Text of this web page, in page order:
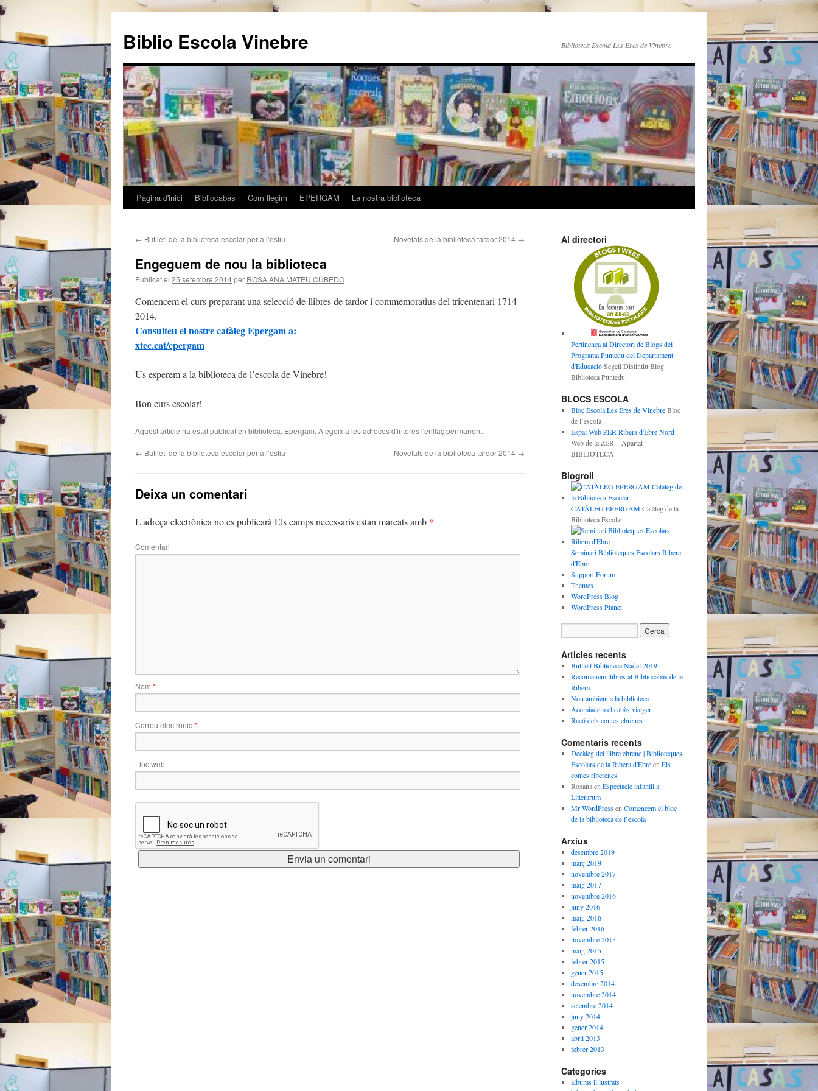
Biblio Escola Vinebre Biblioteca Escola Les Eres de Vinebre
Vés
contingut
Pàgina d'inici Bibliocabàs Com llegim EPERGAM La nostra biblioteca
← Butlleti de la biblioteca escolar per a l’estiu Novetats de la biblioteca tardor 2014 →
Engeguem de nou la biblioteca
Publicat el 25 setembre 2014per ROSA ANA MATEU CUBEDO
Comencem el curs preparant una selecció de llibres de tardor i commemoratius del tricentenari 1714-
2014.
Consulteu el nostre catàleg Epergam a:
xtec.cat/epergam
Us esperem a la biblioteca de l’escola de Vinebre!
Bon curs escolar!
Aquest article ha estat publicat en biblioteca, Epergam. Afegeix a les adreces d'interès l'enllaç permanent.
← Butlleti de la biblioteca escolar per a l’estiu Novetats de la biblioteca tardor 2014 →
Deixa un comentari
L'adreça electrònica no es publicarà Els camps necessaris estan marcats amb *
Comentari
Nom *
Correu electrònic*
Lloc web
Al directori
Pertinença al Directori de Blogs del
Programa Puntedu del Departament
d'EducacióSegell Distintiu Blog
Biblioteca Puntedu
BLOCS ESCOLA
Bloc Escola Les Eres de VinebreBloc
de l’escola
Espai Web ZER Ribera d'Ebre Nord
Web de la ZER – Apartat
BIBLIOTECA
Blogroll
CATÀLEG EPERGAMCatàleg de la
Biblioteca Escolar
Seminari Biblioteques Escolars Ribera
d'Ebre
Support Forum
Themes
WordPress Blog
WordPress Planet
Articles recents
Butlletí Biblioteca Nadal 2019
Recomanem llibres al Bibliocabàs de la
Ribera
Nou ambient a la biblioteca
Acomiadem el cabàs viatger
Racó dels contes ebrencs
Comentaris recents
Decàleg del llibre ebrenc | Biblioteques
Escolars de la Ribera d'Ebreen Els
contes riberencs
Rosanaen Espectacle infantil a
Litterarum
Mr WordPressen Comencem el bloc
de la biblioteca de l’escola
Arxius
desembre 2019
març 2019
novembre 2017
maig 2017
novembre 2016
juny 2016
maig 2016
febrer 2016
novembre 2015
maig 2015
febrer 2015
gener 2015
desembre 2014
novembre 2014
setembre 2014
juny 2014
gener 2014
abril 2013
febrer 2013
Categories
àlbums il·lustrats